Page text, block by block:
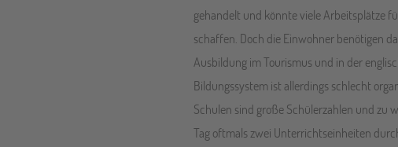
gehandelt und könnte viele Arbeitsplätze
schaffen. Doch die Einwohner benötigen
Ausbildung im Tourismus und in der
Bildungssystem ist allerdings schlecht
Schulen sind große Schülerzahlen und zu
Tag oftmals zwei Unterrichtseinheiten